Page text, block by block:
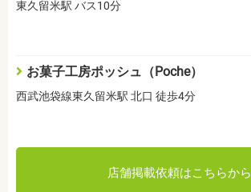
東久留米駅 バス10分
お菓子工房ポッシュ（Poche）
西武池袋線東久留米駅 北口 徒歩4分
店舗掲載依頼はこちらから